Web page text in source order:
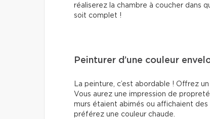
réaliserez la chambre à coucher dans
soit complet !
Peinturer d’une couleur
La peinture, c’est abordable ! Offrez
Vous aurez une impression de
murs étaient abimés ou affichaient des
préférez une couleur chaude.